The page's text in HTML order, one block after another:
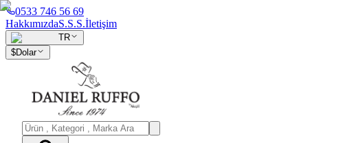
0533 746 56 69
HakkımızdaS.S.S.İletişim
TR
$Dolar